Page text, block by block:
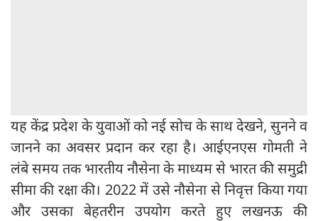
यह केंद्र प्रदेश के युवाओं को नई सोच के साथ देखने, सुनने व
जानने का अवसर प्रदान कर रहा है। आईएनएस गोमती ने
लंबे समय तक भारतीय नौसेना के माध्यम से भारत की समुद्री
सीमा की रक्षा की। 2022 में उसे नौसेना से निवृत्त किया गया
और उसका बेहतरीन उपयोग करते हुए लखनऊ की